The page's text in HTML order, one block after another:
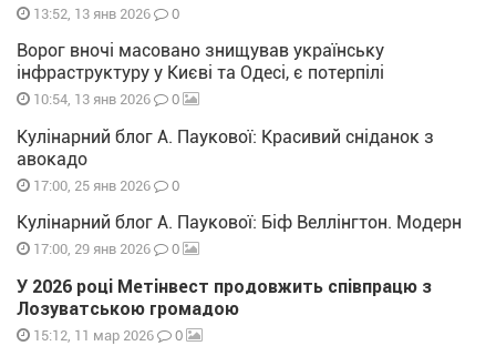
13:52, 13 янв 2026 0
Ворог вночі масовано знищував українську
інфраструктуру у Києві та Одесі, є потерпілі
10:54, 13 янв 2026 0
Кулінарний блог А. Паукової: Красивий сніданок з
авокадо
17:00, 25 янв 2026 0
Кулінарний блог А. Паукової: Біф Веллінгтон. Модерн
17:00, 29 янв 2026 0
У 2026 році Метінвест продовжить співпрацю з
Лозуватською громадою
15:12, 11 мар 2026 0